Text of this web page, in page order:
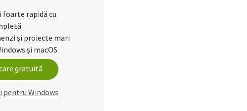
rapidă cu
și proiecte mari
și macOS
gratuită
pentru Windows